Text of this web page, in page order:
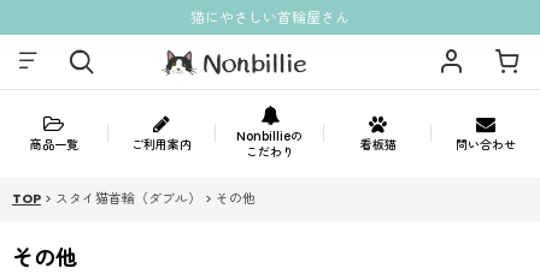
猫にやさしい首輪屋さん
商品一覧 ご利用案内
Nonbillieの
こだわり
看板猫 問い合わせ
TOP > スタイ猫首輪（ダブル） > その他
その他